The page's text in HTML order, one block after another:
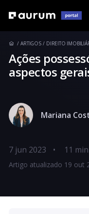
ARTIGOS DIREITO
Ações
aspectos
Mariana
7 jun 2023 •
Artigo atualizado 19 out